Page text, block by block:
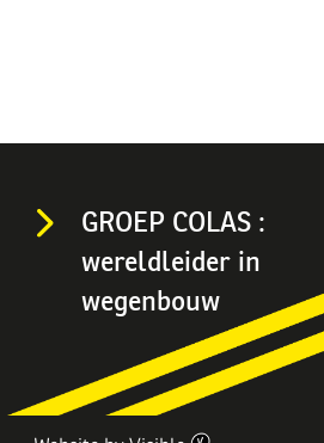
GROEP COLAS :
wereldleider in
wegenbouw